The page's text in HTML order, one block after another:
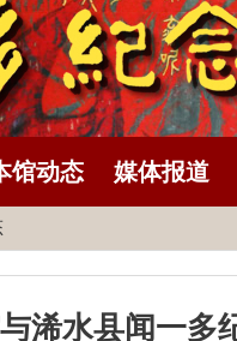
馆动态 媒体报道
浠水县闻一多